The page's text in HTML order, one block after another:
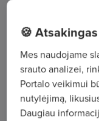
Įmonės
38
🍪
Mes naudojame
srauto analizei,
Portalo veikimui
nutylėjimą,
Daugiau